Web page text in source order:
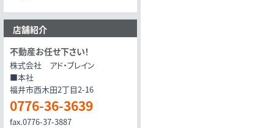
店舗紹介
不動産お任せ下さい！
株式会社 アド・ブレイン
■本社
福井市西木田2丁目2-16
0776-36-3639
fax.0776-37-3887